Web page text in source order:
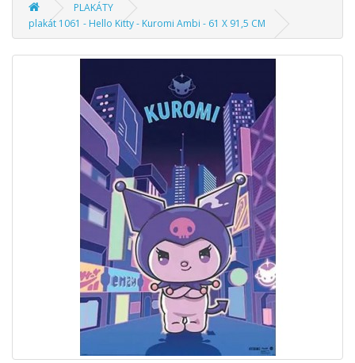
PLAKÁTY
plakát 1061 - Hello Kitty - Kuromi Ambi - 61 X 91,5 CM